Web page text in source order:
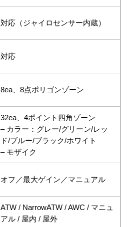
対応（ジャイロセンサー内蔵）
対応
8ea、8点ポリゴンゾーン
32ea、4ポイント四角ゾーン
– カラー：グレー/グリーン/レッ
ド/ブルー/ブラック/ホワイト
– モザイク
オフ／最大ゲイン／マニュアル
ATW / NarrowATW / AWC / マニュ
アル / 屋内 / 屋外